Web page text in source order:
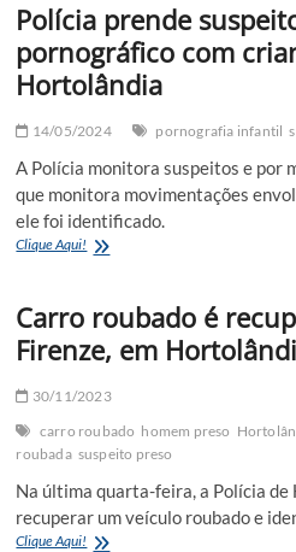
Polícia prende
pornográfico com
Hortolândia
14/05/2024 pornografia infantil
A Polícia monitora suspeitos e por
que monitora movimentações
ele foi identificado.
Clique Aqui! Polícia
de
produzir
filme
com
de
4
em
Hortolândia
Carro roubado é
Firenze, em
30/11/2023
carro roubado homem preso
roubada suspeito preso
Na última quarta-feira, a Polícia
recuperar um veículo roubado e
Clique Aqui! Carro